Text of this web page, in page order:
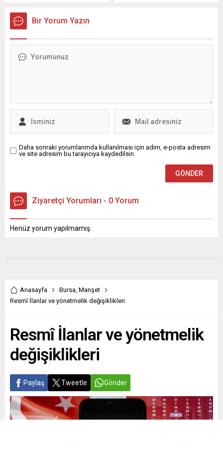
üzerine Adalet Bakanı
Yılmaz Tunç'a seslendi.
Bir Yorum Yazın
Daha sonraki yorumlarımda kullanılması için adım, e-posta adresim
ve site adresim bu tarayıcıya kaydedilsin.
Ziyaretçi Yorumları - 0 Yorum
Henüz yorum yapılmamış.
Anasayfa Bursa, Manşet
Resmî İlanlar ve yönetmelik değişiklikleri
Resmî İlanlar ve yönetmelik
değişiklikleri
Paylaş Tweetle Gönder